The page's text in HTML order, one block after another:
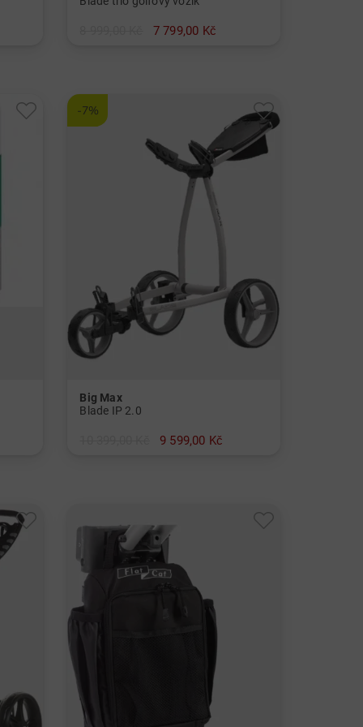
7 799,00 Kč
-7%
Big Max
Blade IP 2.0
9 599,00 Kč